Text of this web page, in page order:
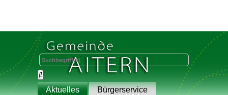
Aktuelles
Bürgerservice